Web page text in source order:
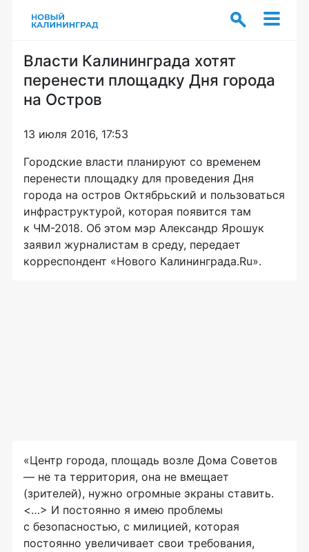
Власти Калининграда хотят
перенести площадку Дня города
на Остров
13 июля 2016, 17:53
Городские власти планируют со временем
перенести площадку для проведения Дня
города на остров Октябрьский и пользоваться
инфраструктурой, которая появится там
к ЧМ-2018. Об этом мэр Александр Ярошук
заявил журналистам в среду, передает
корреспондент «Нового Калининграда.Ru».
«Центр города, площадь возле Дома Советов
— не та территория, она не вмещает
(зрителей), нужно огромные экраны ставить.
<…> И постоянно я имею проблемы
с безопасностью, с милицией, которая
постоянно увеличивает свои требования,